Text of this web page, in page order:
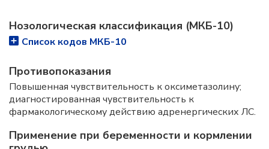
Нозологическая классификация (МКБ-10)
Список кодов МКБ-10
Противопоказания
Повышенная чувствительность к оксиметазолину;
диагностированная чувствительность к
фармакологическому действию адренергических ЛС.
Применение при беременности и кормлении